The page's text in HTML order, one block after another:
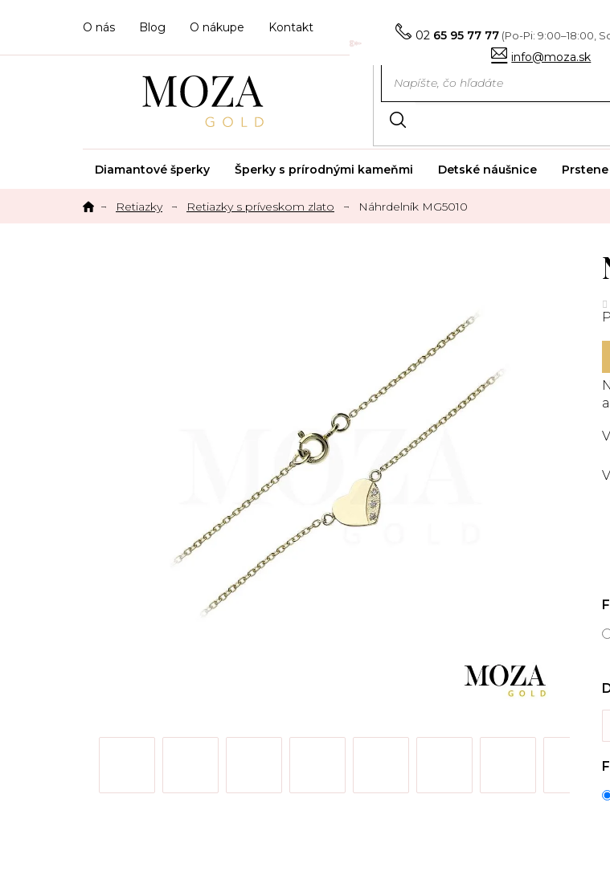
02 65 95 77 77
info@moza.sk
O nás Blog O nákupe Kontakt
Diamantové šperky Šperky s prírodnými kameňmi Detské náušnice Prstene
Retiazky Retiazky s príveskom zlato Náhrdelník MG5010